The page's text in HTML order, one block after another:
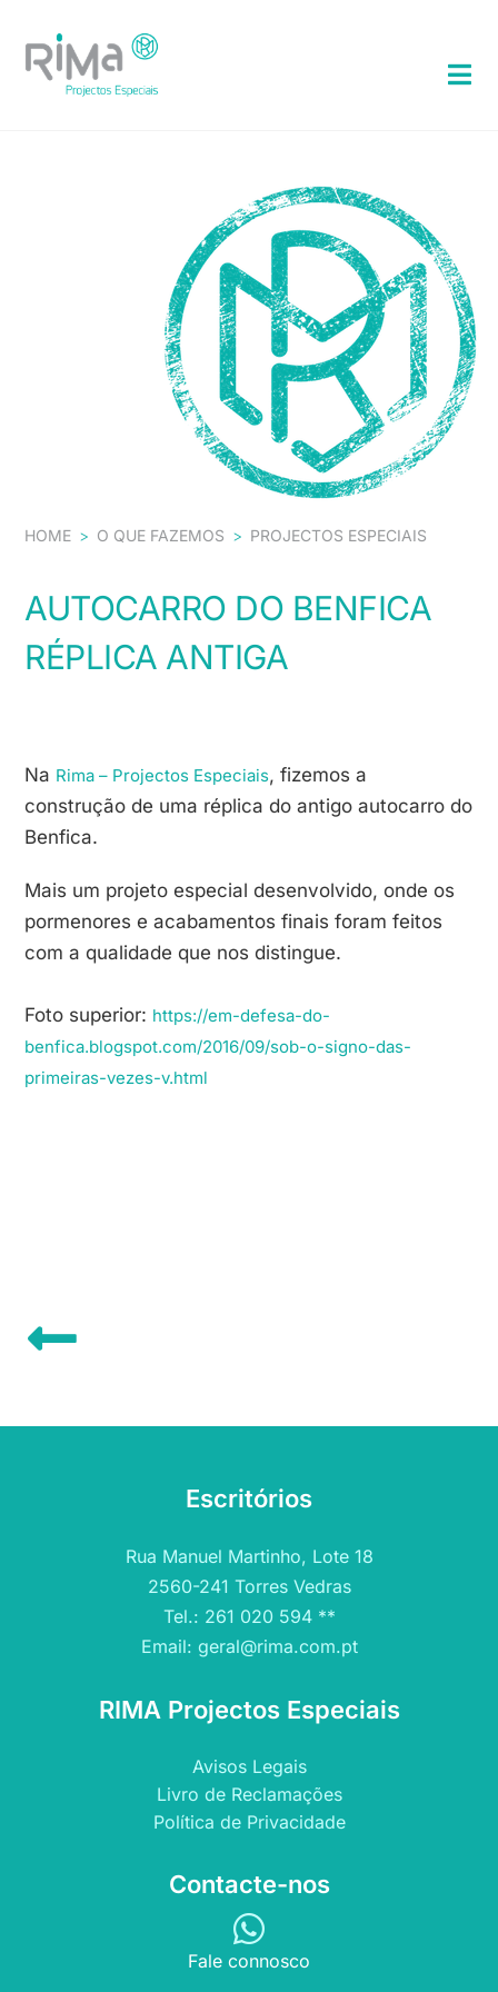
HOME > O QUE FAZEMOS > PROJECTOS ESPECIAIS
AUTOCARRO DO BENFICA
RÉPLICA ANTIGA
Na Rima – Projectos Especiais, fizemos a
construção de uma réplica do antigo autocarro do
Benfica.
Mais um projeto especial desenvolvido, onde os
pormenores e acabamentos finais foram feitos
com a qualidade que nos distingue.
Foto superior: https://em-defesa-do-
benfica.blogspot.com/2016/09/sob-o-signo-das-
primeiras-vezes-v.html
Escritórios
Rua Manuel Martinho, Lote 18
2560-241 Torres Vedras
Tel.: 261 020 594 **
Email: geral@rima.com.pt
RIMA Projectos Especiais
Avisos Legais
Livro de Reclamações
Política de Privacidade
Contacte-nos
Fale connosco